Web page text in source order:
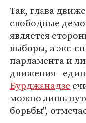
Так, глава
свободные
является
выборы, а экс-
парламента и
движения -
Бурджанадзе
можно лишь
борьбы",